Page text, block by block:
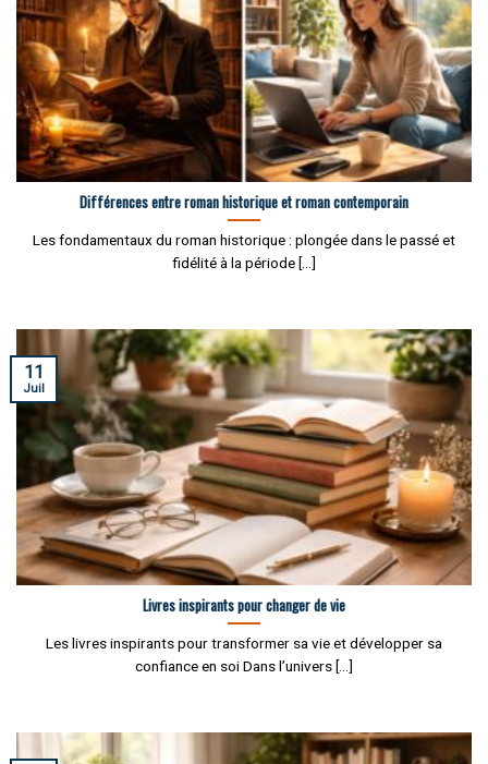
Différences entre roman historique et roman contemporain
Les fondamentaux du roman historique : plongée dans le passé et
fidélité à la période [...]
Livres inspirants pour changer de vie
Les livres inspirants pour transformer sa vie et développer sa
confiance en soi Dans l’univers [...]
11
Juil